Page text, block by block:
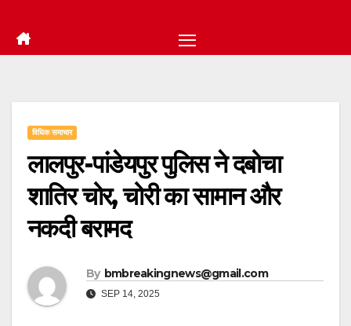
विधिक समाचार
लालपुर-पांडेयपुर पुलिस ने दबोचा
शातिर चोर, चोरी का सामान और
नकदी बरामद
By bmbreakingnews@gmail.com
SEP 14, 2025